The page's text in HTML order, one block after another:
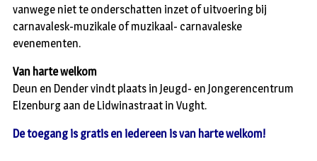
vanwege niet te onderschatten inzet of uitvoering bij
carnavalesk-muzikale of muzikaal- carnavaleske
evenementen.
Van harte welkom
Deun en Dender vindt plaats in Jeugd- en Jongerencentrum
Elzenburg aan de Lidwinastraat in Vught.
De toegang is gratis en iedereen is van harte welkom!